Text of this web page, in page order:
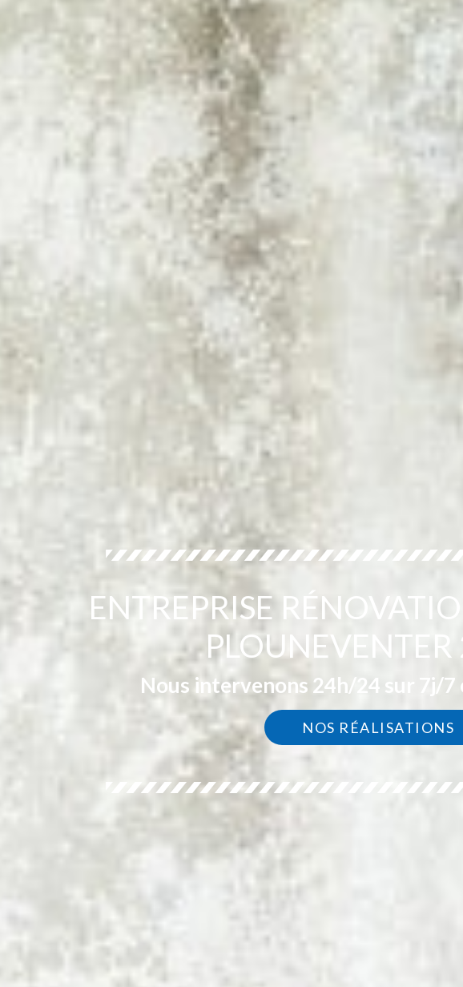
ENTREPRISE
Nous intervenons 24h/24 sur 7j/7
NOS RÉALISATIONS